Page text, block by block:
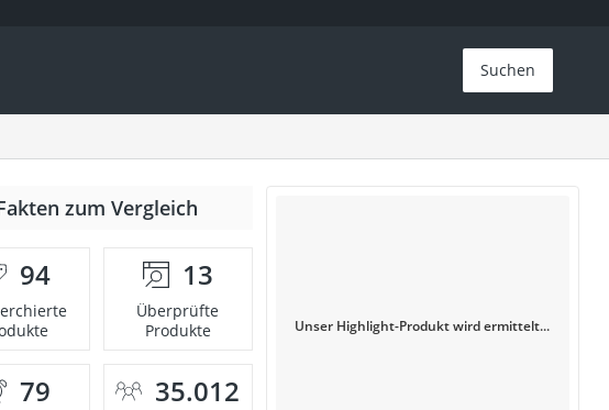
Suchen
zum Vergleich
94 13
Überprüfte
Produkte
79 35.012
Unser Highlight-Produkt wird ermittelt...